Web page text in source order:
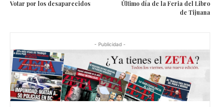
Votar por los desaparecidos
Último día de la Feria del Libro
de Tijuana
- Publicidad -